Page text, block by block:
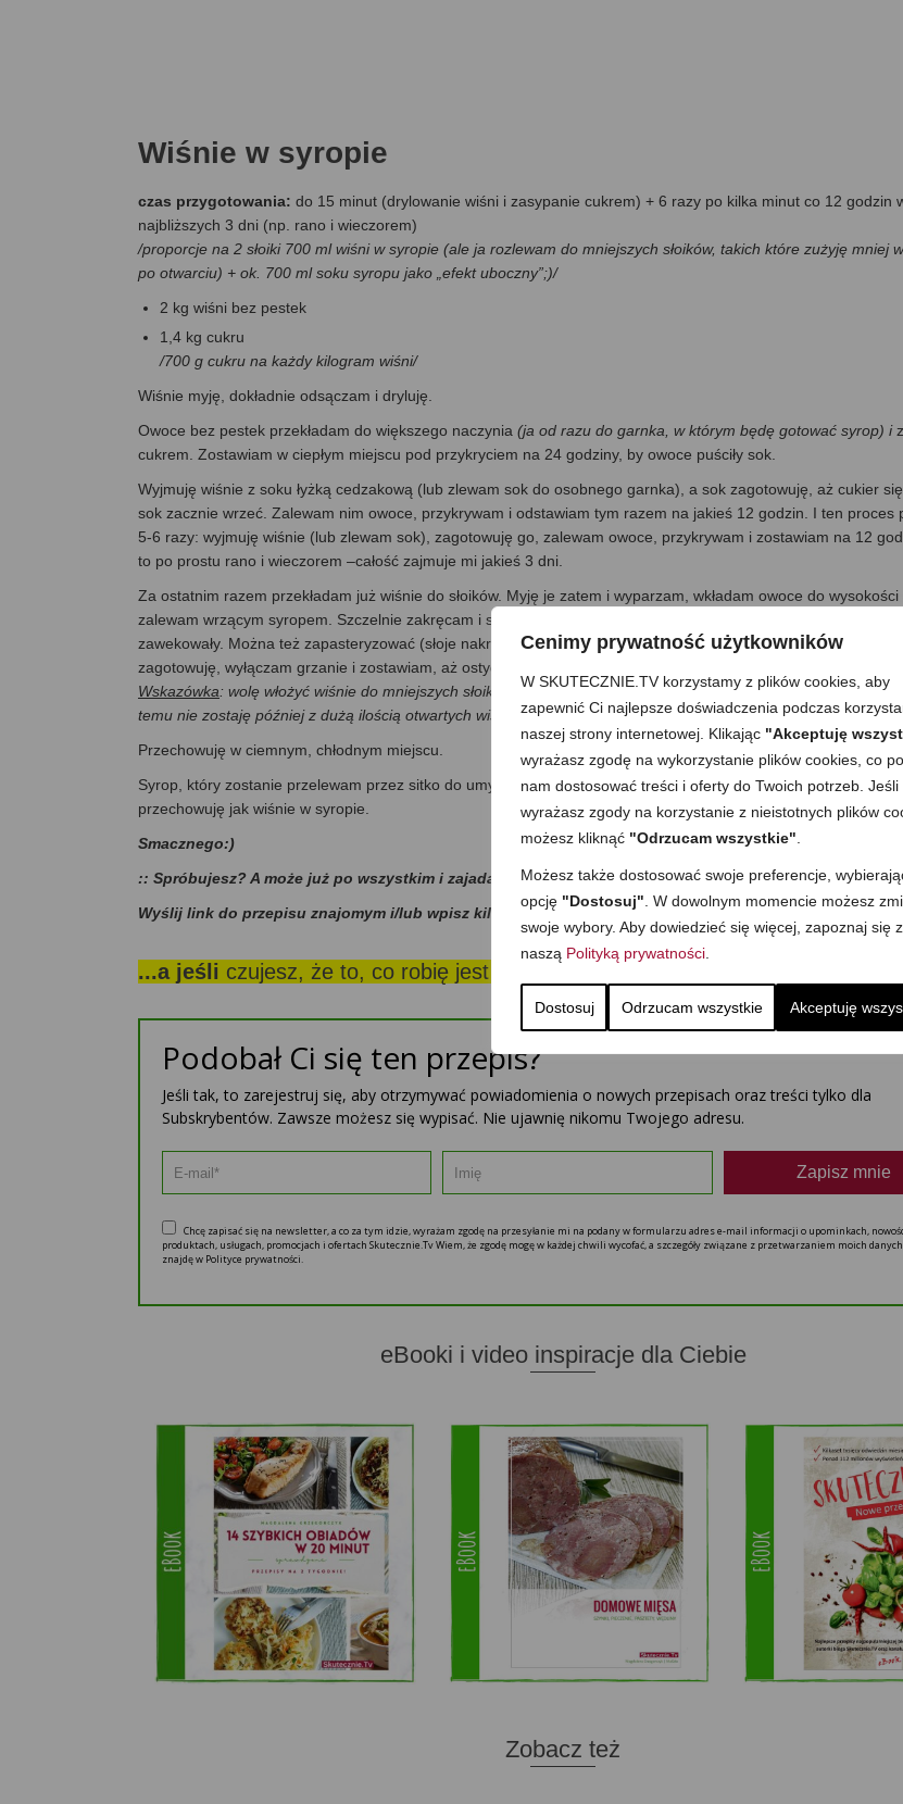
Cenimy prywatność użytkowników
W SKUTECZNIE.TV korzystamy z plików cookies, aby
zapewnić Ci najlepsze doświadczenia podczas
naszej strony internetowej. Klikając "Akceptuję
wyrażasz zgodę na wykorzystanie plików cookies, co
nam dostosować treści i oferty do Twoich potrzeb. Jeśli
wyrażasz zgody na korzystanie z nieistotnych plików
możesz kliknąć "Odrzucam wszystkie"
Możesz także dostosować swoje preferencje,
opcję "Dostosuj" . W dowolnym momencie możesz
swoje wybory. Aby dowiedzieć się więcej, zapoznaj się z
naszą Polityką prywatności
Dostosuj Odrzucam wszystkie Akceptuję
Wiśnie w syropie
czas przygotowania: do 15 minut (drylowanie wiśni i zasypanie cukrem) + 6 razy po kilka minut co 12 godzin
najbliższych 3 dni (np. rano i wieczorem)
/proporcje na 2 słoiki 700 ml wiśni w syropie (ale ja rozlewam do mniejszych słoików, takich które zużyję mniej
po otwarciu) + ok. 700 ml soku syropu jako „efekt uboczny”;)/
2 kg wiśni bez pestek
1,4 kg cukru
/700 g cukru na każdy kilogram wiśni/
Wiśnie myję, dokładnie odsączam i dryluję.
Owoce bez pestek przekładam do większego naczynia (ja od razu do garnka, w którym będę gotować syrop) i
cukrem. Zostawiam w ciepłym miejscu pod przykryciem na 24 godziny, by owoce puściły sok.
Wyjmuję wiśnie z soku łyżką cedzakową (lub zlewam sok do osobnego garnka), a sok zagotowuję, aż cukier
sok zacznie wrzeć. Zalewam nim owoce, przykrywam i odstawiam tym razem na jakieś 12 godzin. I ten proces
5-6 razy: wyjmuję wiśnie (lub zlewam sok), zagotowuję go, zalewam owoce, przykrywam i zostawiam na 12
to po prostu rano i wieczorem –całość zajmuje mi jakieś 3 dni.
Za ostatnim razem przekładam już wiśnie do słoików. Myję je zatem i wyparzam, wkładam owoce do wysokości
zalewam wrzącym syropem. Szczelnie zakręcam i słoiki odwracam do góry dnem. Zostawiam tak do
zawekowały. Można też zapasteryzować (słoje nakrętką do góry do gara, wypełnionego wodą do wysokości 3/4
zagotowuję, wyłączam grzanie i zostawiam, aż ostygną).
Wskazówka: wolę włożyć wiśnie do mniejszych słoików, by po otwarciu zużyć je na raz np. do tortu czy deserów.
temu nie zostaję później z dużą ilością otwartych wiśni w syropie.
Przechowuję w ciemnym, chłodnym miejscu.
Syrop, który zostanie przelewam przez sitko do umytych i wyparzonych butelek lub słoików, szczelnie
przechowuję jak wiśnie w syropie.
Smacznego:)
:: Spróbujesz? A może już po wszystkim i zajadasz się… ze smakiem:)?
Wyślij link do przepisu znajomym i/lub wpisz kilka słów w Komentarzach, dzieląc się Twoją opinią -
...a jeśli czujesz, że to, co robię jest wartościowe, po prostu
Podobał Ci się ten przepis?
Jeśli tak, to zarejestruj się, aby otrzymywać powiadomienia o nowych przepisach oraz treści tylko dla
Subskrybentów. Zawsze możesz się wypisać. Nie ujawnię nikomu Twojego adresu.
Zapisz mnie
Chcę zapisać się na newsletter, a co za tym idzie, wyrażam zgodę na przesyłanie mi na podany w formularzu adres e-mail informacji o upominkach,
produktach, usługach, promocjach i ofertach Skutecznie.Tv Wiem, że zgodę mogę w każdej chwili wycofać, a szczegóły związane z przetwarzaniem moich
znajdę w Polityce prywatności.
eBooki i video inspiracje dla Ciebie
Zobacz też